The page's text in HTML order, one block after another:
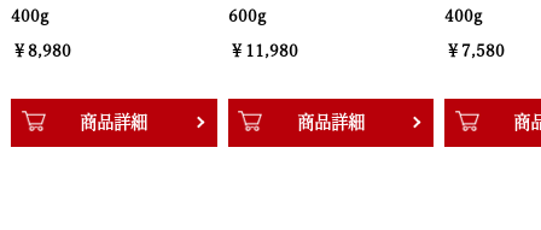
・5000円【彩】
（300g）、黒毛和牛国産牛1段重焼肉（240g）、黒毛和牛ハンバー
グ（160g×3個）、黒毛和牛小間切れ（500g）
商品詳細 商品詳細